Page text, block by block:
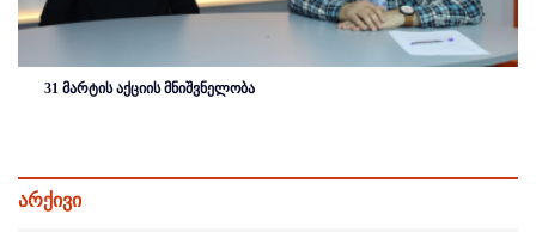
31 მარტის აქციის მნიშვნელობა
არქივი